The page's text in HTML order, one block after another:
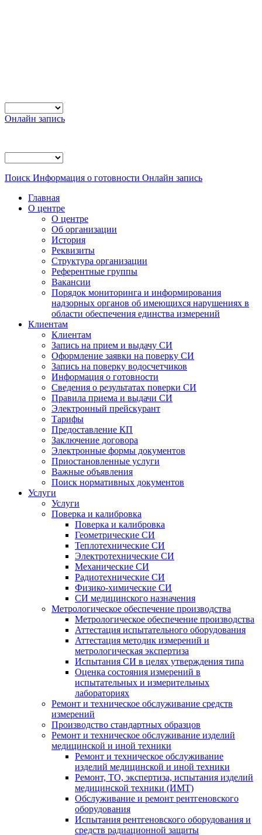
Онлайн запись
Поиск Информация о готовности Онлайн запись
Главная
О центре
О центре
Об организации
История
Реквизиты
Структура организации
Референтные группы
Вакансии
Порядок мониторинга и информирования
надзорных органов об имеющихся нарушениях в
области обеспечения единства измерений
Клиентам
Клиентам
Запись на прием и выдачу СИ
Оформление заявки на поверку СИ
Запись на поверку водосчетчиков
Информация о готовности
Сведения о результатах поверки СИ
Правила приема и выдачи СИ
Электронный прейскурант
Тарифы
Предоставление КП
Заключение договора
Электронные формы документов
Приостановленные услуги
Важные объявления
Поиск нормативных документов
Услуги
Услуги
Поверка и калибровка
Поверка и калибровка
Геометрические СИ
Теплотехнические СИ
Электротехнические СИ
Механические СИ
Радиотехнические СИ
Физико-химические СИ
СИ медицинского назначения
Метрологическое обеспечение производства
Метрологическое обеспечение производства
Аттестация испытательного оборудования
Аттестация методик измерений и
метрологическая экспертиза
Испытания СИ в целях утверждения типа
Оценка состояния измерений в
испытательных и измерительных
лабораториях
Ремонт и техническое обслуживание средств
измерений
Производство стандартных образцов
Ремонт и техническое обслуживание изделий
медицинской и иной техники
Ремонт и техническое обслуживание
изделий медицинской и иной техники
Ремонт, ТО, экспертиза, испытания изделий
медицинской техники (ИМТ)
Обслуживание и ремонт рентгеновского
оборудования
Испытания рентгеновского оборудования и
средств радиационной защиты